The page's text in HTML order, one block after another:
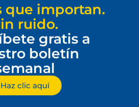
que importan.
ruido.
gratis a
boletín
Haz clic aquí